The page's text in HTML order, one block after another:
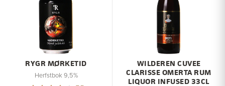
RYGR MØRKETID
Herfstbok 9,5%
WILDEREN CUVEE
CLARISSE OMERTA RUM
LIQUOR INFUSED 33CL